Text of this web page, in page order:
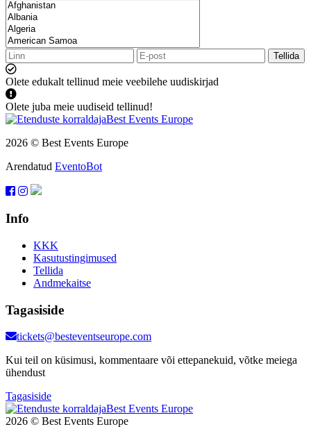
Tellida
Olete edukalt tellinud meie veebilehe uudiskirjad
Olete juba meie uudiseid tellinud!
2026 © Best Events Europe
Arendatud EventoBot
Info
KKK
Kasutustingimused
Tellida
Andmekaitse
Tagasiside
tickets@besteventseurope.com
Kui teil on küsimusi, kommentaare või ettepanekuid, võtke meiega
ühendust
Tagasiside
2026 © Best Events Europe